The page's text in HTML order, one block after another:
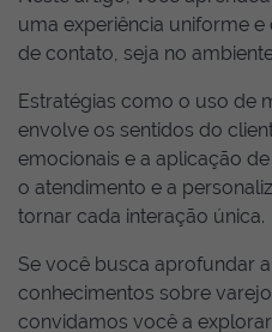
uma experiência uniforme
de contato, seja no
Estratégias como o uso de
envolve os sentidos do
emocionais e a aplicação
o atendimento e a
tornar cada interação única.
Se você busca aprofundar
conhecimentos sobre
convidamos você a